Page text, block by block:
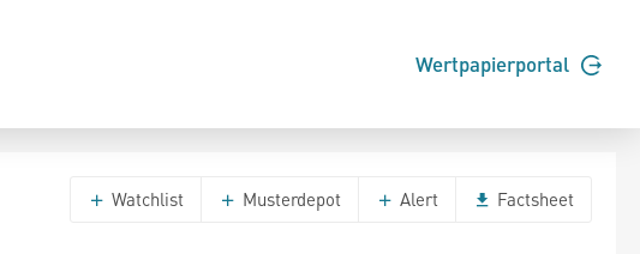
Wertpapierportal
Watchlist Musterdepot Alert Factsheet